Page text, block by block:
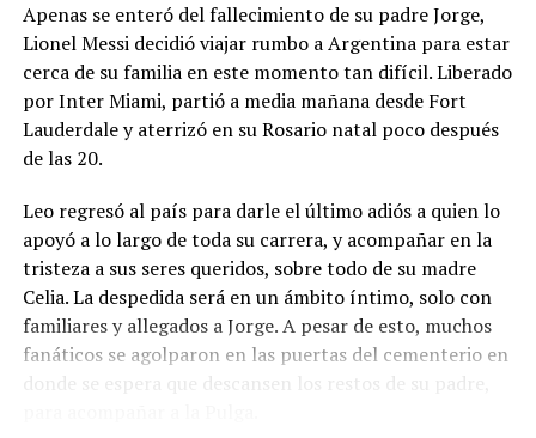
Apenas se enteró del fallecimiento de su padre Jorge,
Lionel Messi decidió viajar rumbo a Argentina para estar
cerca de su familia en este momento tan difícil. Liberado
por Inter Miami, partió a media mañana desde Fort
Lauderdale y aterrizó en su Rosario natal poco después
de las 20.
Leo regresó al país para darle el último adiós a quien lo
apoyó a lo largo de toda su carrera, y acompañar en la
tristeza a sus seres queridos, sobre todo de su madre
Celia. La despedida será en un ámbito íntimo, solo con
familiares y allegados a Jorge. A pesar de esto, muchos
fanáticos se agolparon en las puertas del cementerio en
donde se espera que descansen los restos de su padre,